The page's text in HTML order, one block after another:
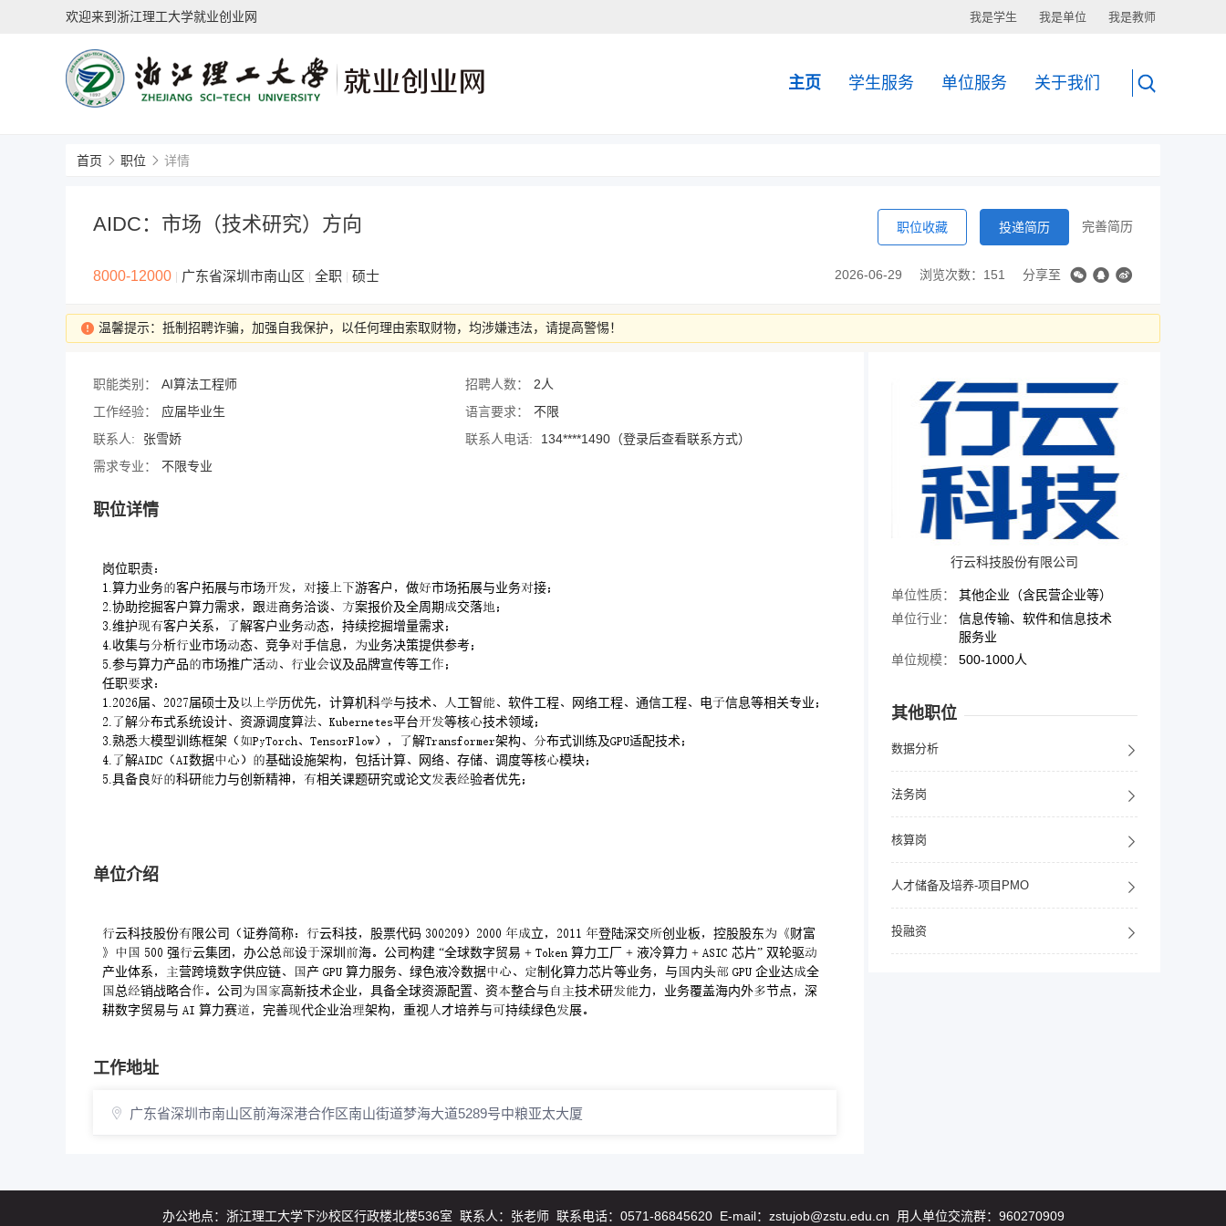
欢迎来到浙江理工大学就业创业网 我是学生 我是单位 我是教师
主页 学生服务 单位服务 关于我们
首页 职位 详情
AIDC：市场（技术研究）方向
8000-12000 广东省深圳市南山区 全职 硕士
职位收藏 投递简历 完善简历
2026-06-29 浏览次数：151 分享至
温馨提示：抵制招聘诈骗，加强自我保护，以任何理由索取财物，均涉嫌违法，请提高警惕！
职能类别： AI算法工程师 招聘人数：
2人
工作经验：
应届毕业生 语言要求：
不限
联系人:
张雪娇 联系人电话:
134****1490（登录后查看联系方式）
需求专业：
不限专业
职位详情
岗位职责
.算力业务客户拓展与市场接游客户做市场拓展与业务接
.协助挖掘客户算力需求跟商务洽谈案报价及全周期交落
.维护客户关系解客户业务态持续挖掘增量需求
.收集与析业市场态竞争手信息业务决策提供参考
.参与算力产品市场推广活业议及品牌宣传等工
任职求
.届届硕士及历优先计算机科与技术工智软件工程网络工程通信工程电信息等相关专业
.解布式系统设计资源调度算平台等核技术领域
.熟悉模型训练框架解架构布式训练及适配技术
.解数据基础设施架构包括计算网络存储调度等核模块
.具备良科研力与创新精神相关课题研究或论文表验者优先
单位介绍
云科技股份限公司证券简称云科技股票代码  立 登陆深交创业板控股股东财富
  强云集团办公总设深圳海公司构建 “全球数字贸易 +  算力工厂 + 液冷算力 +  芯片” 双轮驱
产业体系营跨境数字供应链产  算力服务绿色液冷数据制化算力芯片等业务与内头  企业达全
总销战略合公司高新技术企业具备全球资源配置资整合与技术研力业务覆盖海内外节点深
耕数字贸易与  算力赛完善代企业治架构重视才培养与持续绿色展
工作地址
广东省深圳市南山区前海深港合作区南⼭街道梦海⼤道5289号中粮亚太⼤厦
行云科技股份有限公司
单位性质：
其他企业（含民营企业等）
单位行业：
信息传输、软件和信息技术
服务业
单位规模：
500-1000人
其他职位
数据分析
法务岗
核算岗
人才储备及培养-项目PMO
投融资
办公地点：浙江理工大学下沙校区行政楼北楼536室 联系人：张老师 联系电话：0571-86845620 E-mail：zstujob@zstu.edu.cn 用人单位交流群：960270909